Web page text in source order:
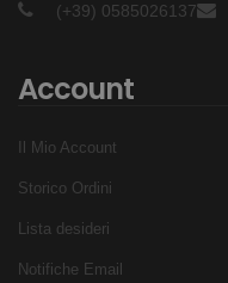
(+39) 0585026137
Account
Il Mio Account
Storico Ordini
Lista desideri
Notifiche Email